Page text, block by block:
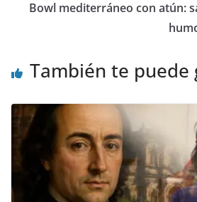
Bowl mediterráneo con atún:
También te puede